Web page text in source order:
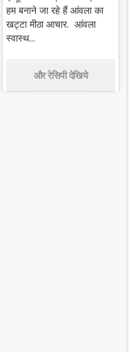
हम बनाने जा रहे हैं आंवला का
खट्टा मीठा आचार. आंवला
स्वास्थ...
और रेसिपी देखिये